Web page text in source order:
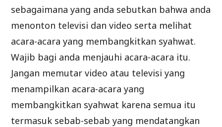
sebagaimana yang anda sebutkan bahwa anda
menonton televisi dan video serta melihat
acara-acara yang membangkitkan syahwat.
Wajib bagi anda menjauhi acara-acara itu.
Jangan memutar video atau televisi yang
menampilkan acara-acara yang
membangkitkan syahwat karena semua itu
termasuk sebab-sebab yang mendatangkan